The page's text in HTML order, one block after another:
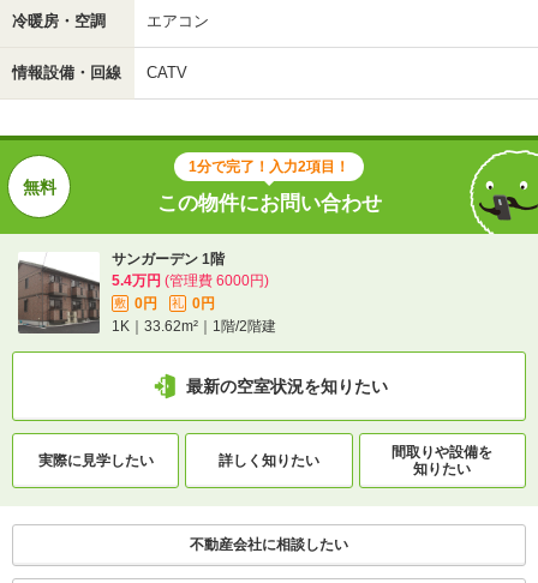
冷暖房・空調 エアコン
情報設備・回線 CATV
1分で完了！入力2項目！
この物件にお問い合わせ
サンガーデン 1階
5.4万円 (管理費 6000円)
敷 0円 礼
0円
1K｜33.62m²｜1階/2階建
最新の空室状況を知りたい
実際に見学したい 詳しく知りたい
間取りや設備を
知りたい
不動産会社に相談したい